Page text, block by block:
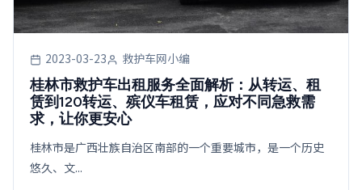
2023-03-23 救护车网小编
桂林市救护车出租服务全面解析：从转运、租
赁到120转运、殡仪车租赁，应对不同急救需
求，让你更安心
桂林市是广西壮族自治区南部的一个重要城市，是一个历史
悠久、文...